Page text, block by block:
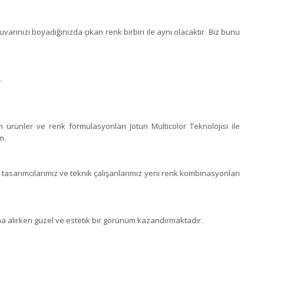
boyadığınızda çıkan renk birbiri ile aynı olacaktır. Biz bunu
ve renk formülasyonları Jotun Multicolor Teknolojisi ile
ve teknik çalışanlarımız yeni renk kombinasyonları
alırken güzel ve estetik bir görünüm kazandırmaktadır.